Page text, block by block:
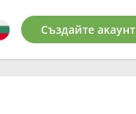
Създайте акаунт